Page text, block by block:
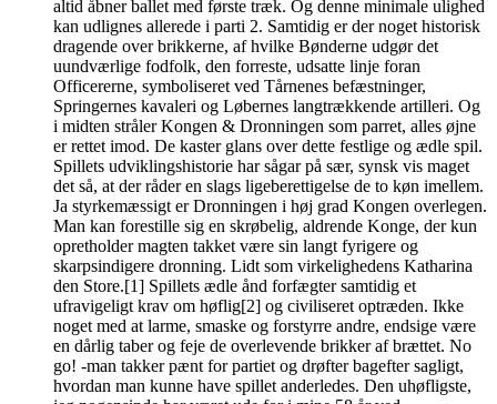
altid åbner ballet med første træk. Og denne minimale ulighed
kan udlignes allerede i parti 2. Samtidig er der noget historisk
dragende over brikkerne, af hvilke Bønderne udgør det
uundværlige fodfolk, den forreste, udsatte linje foran
Officererne, symboliseret ved Tårnenes befæstninger,
Springernes kavaleri og Løbernes langtrækkende artilleri. Og
i midten stråler Kongen & Dronningen som parret, alles øjne
er rettet imod. De kaster glans over dette festlige og ædle spil.
Spillets udviklingshistorie har sågar på sær, synsk vis maget
det så, at der råder en slags ligeberettigelse de to køn imellem.
Ja styrkemæssigt er Dronningen i høj grad Kongen overlegen.
Man kan forestille sig en skrøbelig, aldrende Konge, der kun
opretholder magten takket være sin langt fyrigere og
skarpsindigere dronning. Lidt som virkelighedens Katharina
den Store.[1] Spillets ædle ånd forfægter samtidig et
ufravigeligt krav om høflig[2] og civiliseret optræden. Ikke
noget med at larme, smaske og forstyrre andre, endsige være
en dårlig taber og feje de overlevende brikker af brættet. No
go! -man takker pænt for partiet og drøfter bagefter sagligt,
hvordan man kunne have spillet anderledes. Den uhøfligste,